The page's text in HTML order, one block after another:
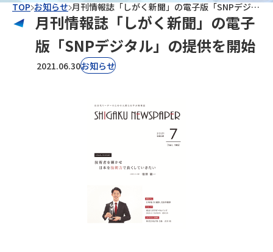
TOP お知らせ 月刊情報誌「しがく新聞」の電子版「SNPデジタル」の提供を開始
月刊情報誌「しがく新聞」の電子
版「SNPデジタル」の提供を開始
2021.06.30お知らせ